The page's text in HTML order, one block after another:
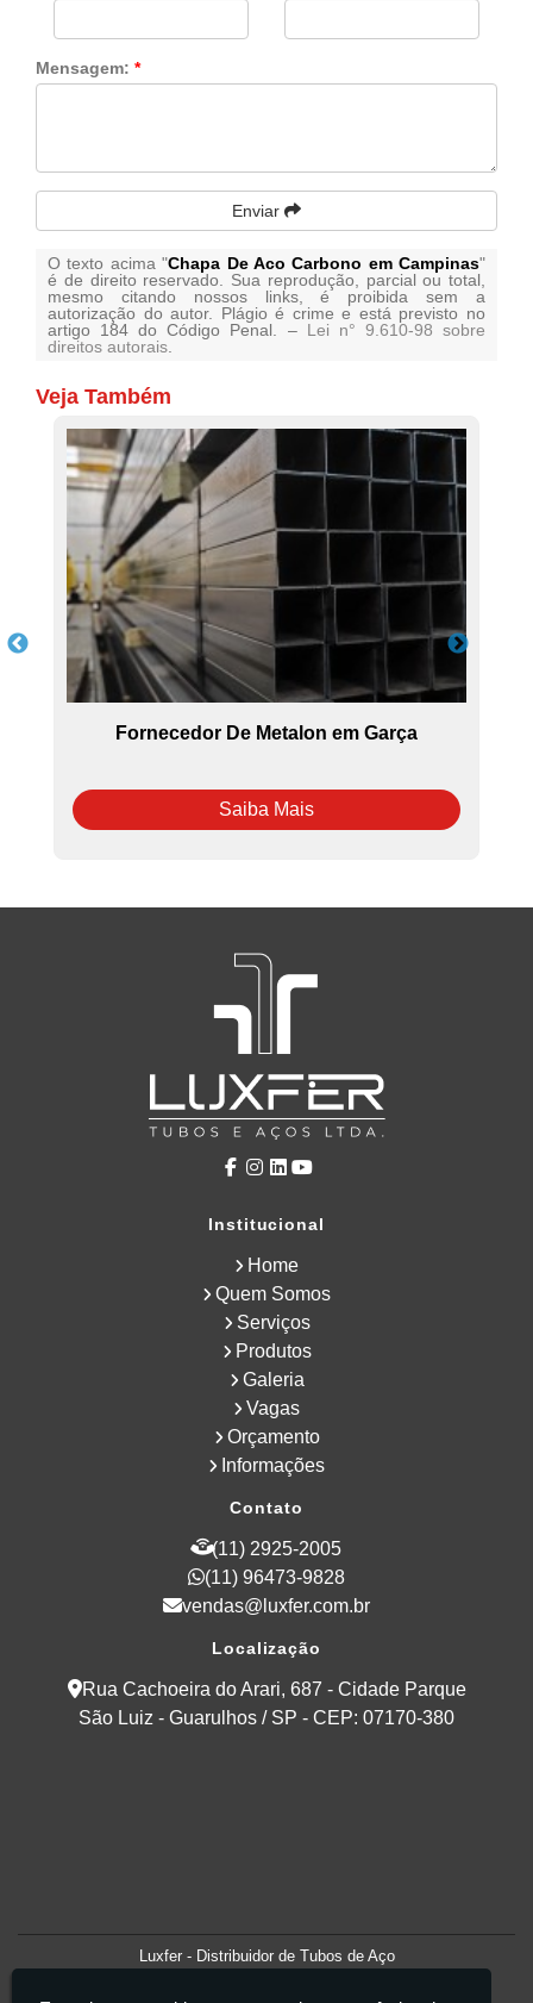
Mensagem: *
Enviar
O texto acima "Chapa De Aco Carbono em Campinas"
é de direito reservado. Sua reprodução, parcial ou total,
mesmo citando nossos links, é proibida sem a
autorização do autor. Plágio é crime e está previsto no
artigo 184 do Código Penal. – Lei n° 9.610-98 sobre
direitos autorais
Veja Também
Fornecedor De Metalon em Garça
Saiba Mais
Institucional
Home
Quem Somos
Serviços
Produtos
Galeria
Vagas
Orçamento
Informações
Contato
(11) 2925-2005
(11) 96473-9828
vendas@luxfer.com.br
Localização
Rua Cachoeira do Arari, 687 - Cidade Parque
São Luiz - Guarulhos / SP - CEP: 07170-380
Luxfer - Distribuidor de Tubos de Aço